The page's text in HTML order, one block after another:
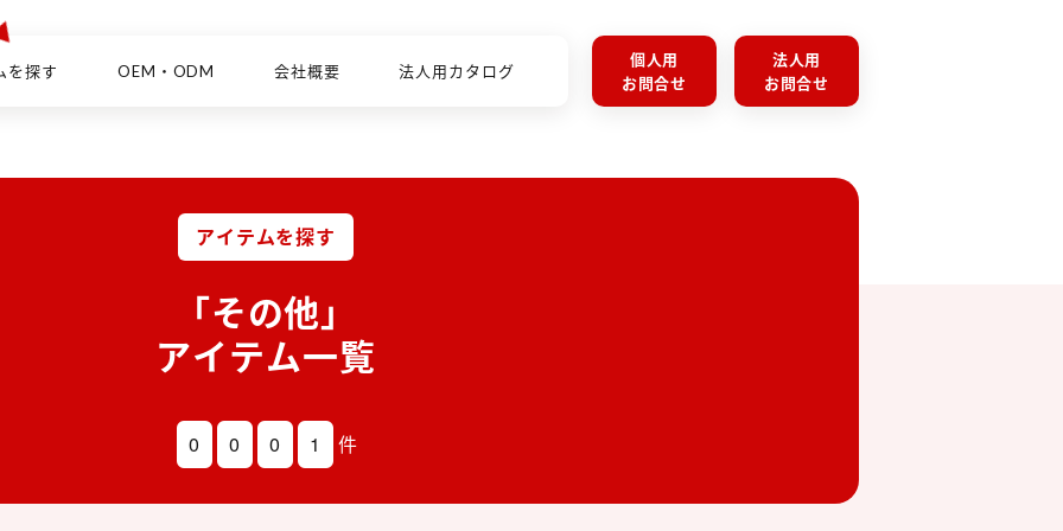
を探す OEM・ODM 会社概要 法人用カタログ
個人用
お問合せ
法人用
お問合せ
アイテムを探す
「その他」
アイテム一覧
0 0 0 1 件